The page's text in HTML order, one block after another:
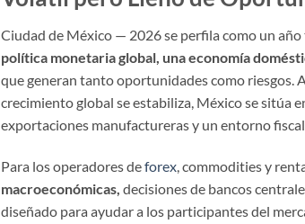
Ciudad de México — 2026 se perfila como un
política monetaria global, una economía
que generan tanto oportunidades como riesgos.
crecimiento global se estabiliza, México se sitúa
exportaciones manufactureras y un entorno
Para los operadores deforex, commodities y
macroeconómicas, decisiones de bancos
diseñado para ayudar a los participantes del